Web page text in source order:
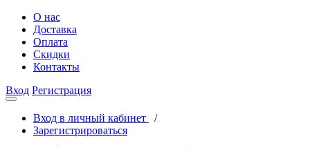
О нас
Доставка
Оплата
Скидки
Контакты
Вход Регистрация
Вход в личный кабинет
/
Зарегистрироваться